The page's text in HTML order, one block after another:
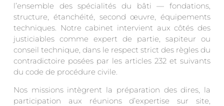
l’ensemble des spécialités du bâti — fondations,
structure, étanchéité, second œuvre, équipements
techniques. Notre cabinet intervient aux côtés des
justiciables comme expert de partie, sapiteur ou
conseil technique, dans le respect strict des règles du
contradictoire posées par les articles 232 et suivants
du code de procédure civile.
Nos missions intègrent la préparation des dires, la
participation aux réunions d’expertise sur site,